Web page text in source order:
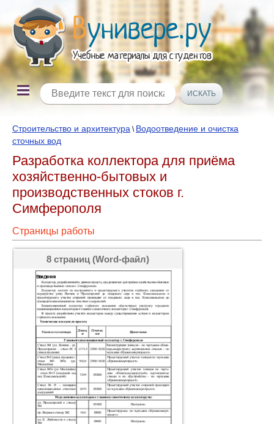
Строительство и архитектура \ Водоотведение и очистка
сточных вод
Разработка коллектора для приёма
хозяйственно-бытовых и
производственных стоков г.
Симферополя
Страницы работы
8 страниц (Word-файл)